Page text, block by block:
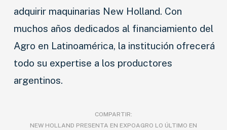
NOVEDADES
INDUSTRIAS
adquirir maquinarias New Holland. Con
muchos años dedicados al financiamiento del
Agro en Latinoamérica, la institución ofrecerá
todo su expertise a los productores
argentinos.
COMPARTIR:
NEW HOLLAND PRESENTA EN EXPOAGRO LO ÚLTIMO EN